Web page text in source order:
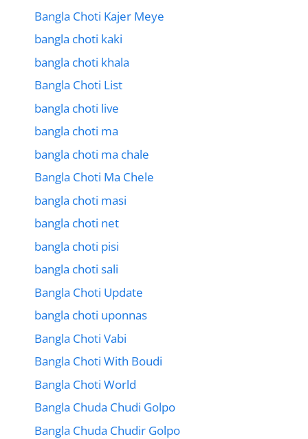
Bangla Choti Kajer Meye
bangla choti kaki
bangla choti khala
Bangla Choti List
bangla choti live
bangla choti ma
bangla choti ma chale
Bangla Choti Ma Chele
bangla choti masi
bangla choti net
bangla choti pisi
bangla choti sali
Bangla Choti Update
bangla choti uponnas
Bangla Choti Vabi
Bangla Choti With Boudi
Bangla Choti World
Bangla Chuda Chudi Golpo
Bangla Chuda Chudir Golpo